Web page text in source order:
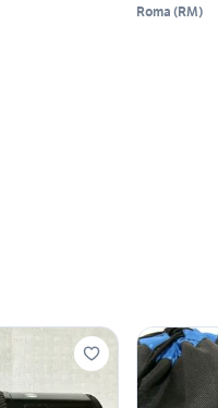
Roma (RM)